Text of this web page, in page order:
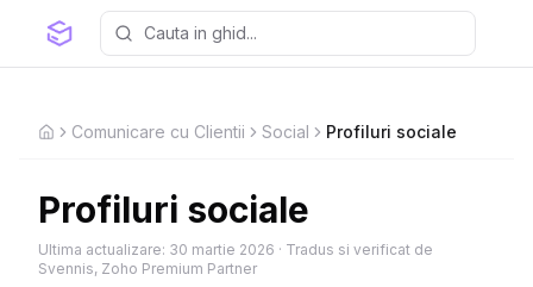
HomeComunicare cu Clientii Social Profiluri sociale
Profiluri sociale
Ultima actualizare: 30 martie 2026 · Tradus si verificat de
Svennis, Zoho Premium Partner